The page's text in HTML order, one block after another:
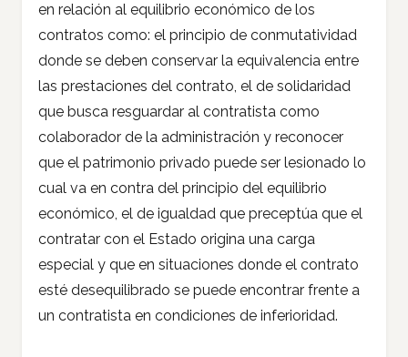
en relación al equilibrio económico de los
contratos como: el principio de conmutatividad
donde se deben conservar la equivalencia entre
las prestaciones del contrato, el de solidaridad
que busca resguardar al contratista como
colaborador de la administración y reconocer
que el patrimonio privado puede ser lesionado lo
cual va en contra del principio del equilibrio
económico, el de igualdad que preceptúa que el
contratar con el Estado origina una carga
especial y que en situaciones donde el contrato
esté desequilibrado se puede encontrar frente a
un contratista en condiciones de inferioridad.